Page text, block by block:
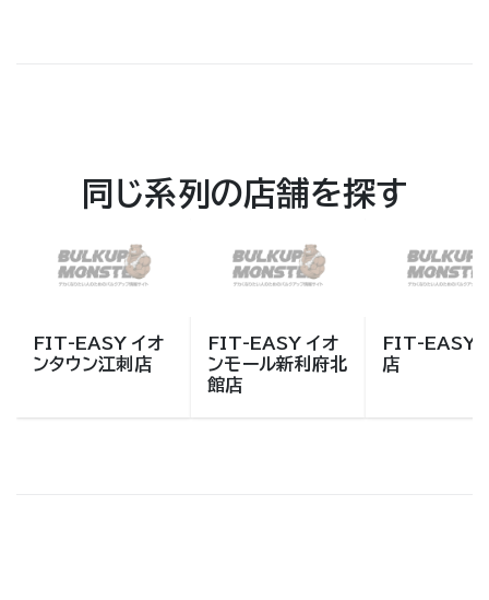
同じ系列の店舗を探す
FIT-EASY イオ
ンタウン江刺店
FIT-EASY イオ
ンモール新利府北
館店
FIT-EASY
店